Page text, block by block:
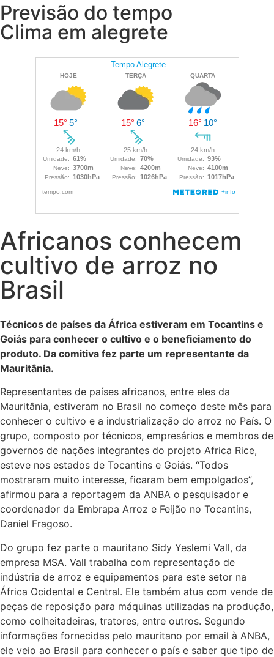
Previsão do tempo
Clima em alegrete
Africanos conhecem
cultivo de arroz no
Brasil
Técnicos de países da África estiveram em Tocantins e
Goiás para conhecer o cultivo e o beneficiamento do
produto. Da comitiva fez parte um representante da
Mauritânia.
Representantes de países africanos, entre eles da
Mauritânia, estiveram no Brasil no começo deste mês para
conhecer o cultivo e a industrialização do arroz no País. O
grupo, composto por técnicos, empresários e membros de
governos de nações integrantes do projeto Africa Rice,
esteve nos estados de Tocantins e Goiás. “Todos
mostraram muito interesse, ficaram bem empolgados”,
afirmou para a reportagem da ANBA o pesquisador e
coordenador da Embrapa Arroz e Feijão no Tocantins,
Daniel Fragoso.
Do grupo fez parte o mauritano Sidy Yeslemi Vall, da
empresa MSA. Vall trabalha com representação de
indústria de arroz e equipamentos para este setor na
África Ocidental e Central. Ele também atua com vende de
peças de reposição para máquinas utilizadas na produção,
como colheitadeiras, tratores, entre outros. Segundo
informações fornecidas pelo mauritano por email à ANBA,
ele veio ao Brasil para conhecer o país e saber que tipo de